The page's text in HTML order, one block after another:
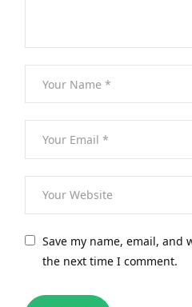
Save my name, email,
the next time I comment.